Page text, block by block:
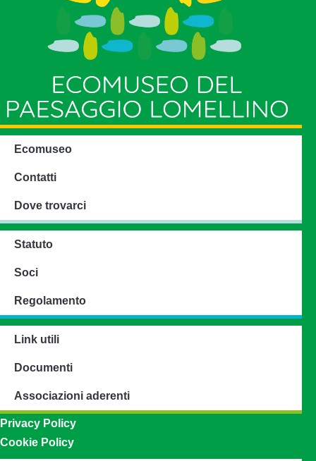
Ecomuseo
Contatti
Dove trovarci
Statuto
Soci
Regolamento
Link utili
Documenti
Associazioni aderenti
Privacy Policy
Cookie Policy